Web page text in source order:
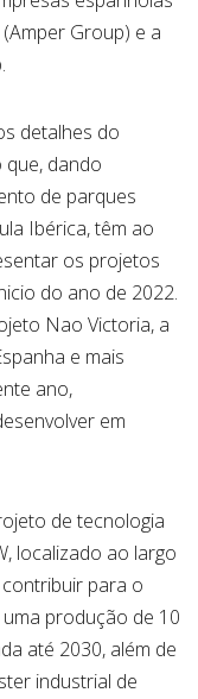
Group) e a
detalhes do
dando
de parques
Ibérica, têm ao
os projetos
do ano de 2022.
Nao Victoria, a
e mais
ano,
em
de tecnologia
localizado ao largo
para o
produção de 10
até 2030, além de
industrial de